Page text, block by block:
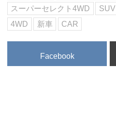
スーパーセレクト4WD
SUV
4WD
新車 CAR
Facebook